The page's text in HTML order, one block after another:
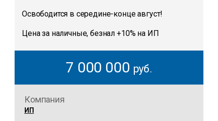
Освободится в середине-конце август!
Цена за наличные, безнал +10% на ИП
7 000 000 руб.
Компания
ИП